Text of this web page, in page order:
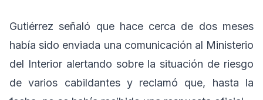
Gutiérrez señaló que hace cerca de dos meses
había sido enviada una comunicación al Ministerio
del Interior alertando sobre la situación de riesgo
de varios cabildantes y reclamó que, hasta la